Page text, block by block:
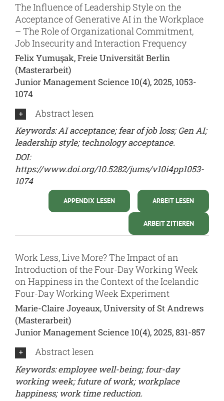
The Influence of Leadership Style on the
Acceptance of Generative AI in the Workplace
– The Role of Organizational Commitment,
Job Insecurity and Interaction Frequency
Felix Yumuşak, Freie Universität Berlin
(Masterarbeit)
Junior Management Science 10(4), 2025, 1053-
1074
Abstract lesen
Keywords: AI acceptance; fear of job loss; Gen AI;
leadership style; technology acceptance.
DOI:
https://www.doi.org/10.5282/jums/v10i4pp1053-
1074
ARBEIT LESEN
APPENDIX LESEN
ARBEIT ZITIEREN
Work Less, Live More? The Impact of an
Introduction of the Four-Day Working Week
on Happiness in the Context of the Icelandic
Four-Day Working Week Experiment
Marie-Claire Joyeaux, University of St Andrews
(Masterarbeit)
Junior Management Science 10(4), 2025, 831-857
Abstract lesen
Keywords: employee well-being; four-day
working week; future of work; workplace
happiness; work time reduction.